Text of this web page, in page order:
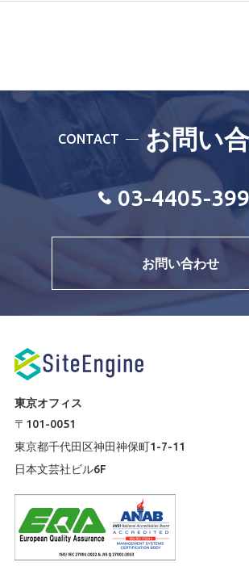
CONTACT お問い
03-4405-
お問い合わせ
東京オフィス
〒101-0051
東京都千代田区神田神保町1-7-11
日本文芸社ビル6F